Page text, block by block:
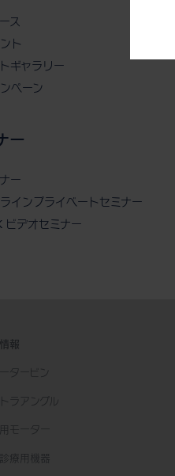
ス
ト
トギャラリー
ペーン
ー
ー
インプライベートセミナー
ビデオセミナー
報
ータービン
ラアングル
モーター
療用機器